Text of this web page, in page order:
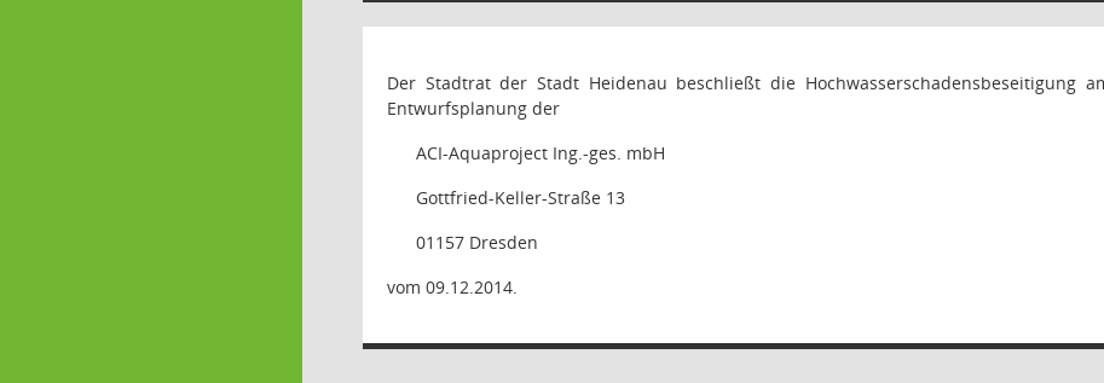
Der Stadtrat der Stadt Heidenau beschließt die Hochwasserschadensbeseitigung
Entwurfsplanung der
ACI-Aquaproject Ing.-ges. mbH
Gottfried-Keller-Straße 13
01157 Dresden
vom 09.12.2014.